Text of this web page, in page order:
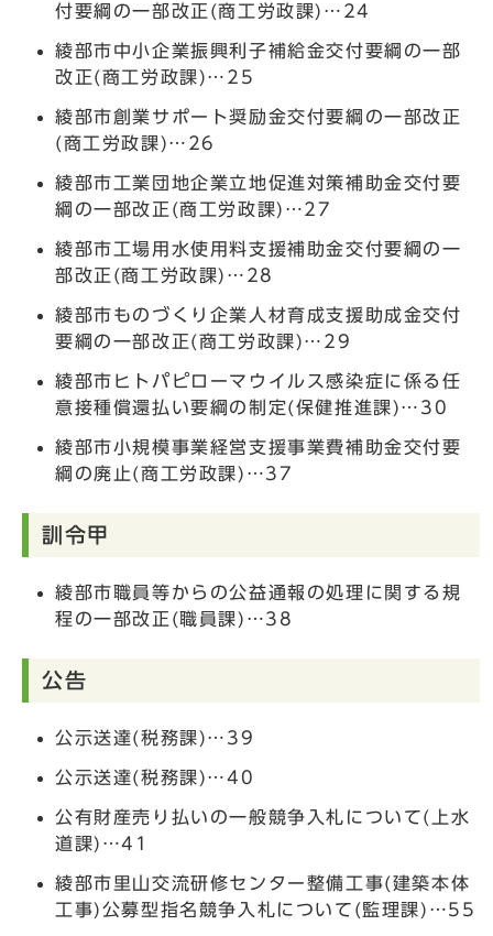
付要綱の一部改正(商工労政課)…24
綾部市中小企業振興利子補給金交付要綱の一部
改正(商工労政課)…25
綾部市創業サポート奨励金交付要綱の一部改正
(商工労政課)…26
綾部市工業団地企業立地促進対策補助金交付要
綱の一部改正(商工労政課)…27
綾部市工場用水使用料支援補助金交付要綱の一
部改正(商工労政課)…28
綾部市ものづくり企業人材育成支援助成金交付
要綱の一部改正(商工労政課)…29
綾部市ヒトパピローマウイルス感染症に係る任
意接種償還払い要綱の制定(保健推進課)…30
綾部市小規模事業経営支援事業費補助金交付要
綱の廃止(商工労政課)…37
訓令甲
綾部市職員等からの公益通報の処理に関する規
程の一部改正(職員課)…38
公告
公示送達(税務課)…39
公示送達(税務課)…40
公有財産売り払いの一般競争入札について(上水
道課)…41
綾部市里山交流研修センター整備工事(建築本体
工事)公募型指名競争入札について(監理課)…55